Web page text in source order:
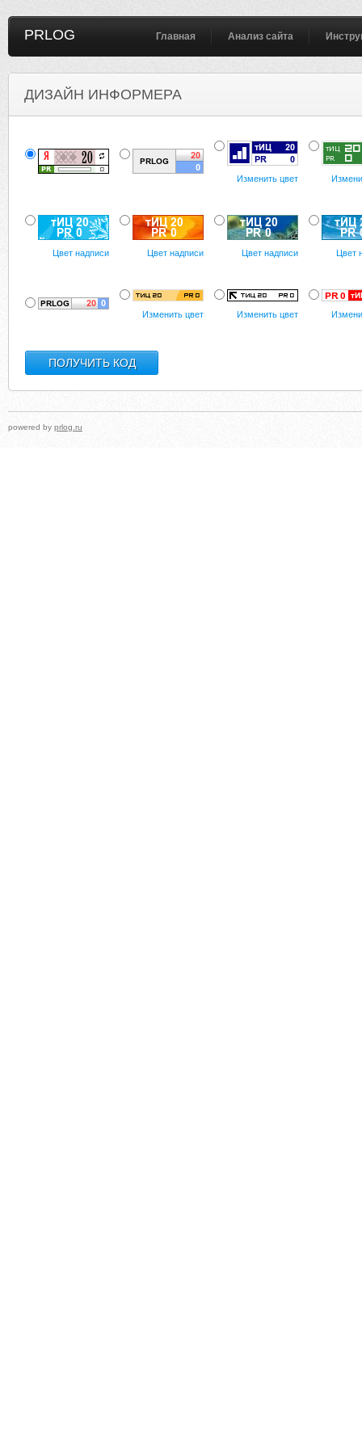
PRLOG Главная Анализ сайта
ДИЗАЙН ИНФОРМЕРА
Изменить цвет
Цвет надписи Цвет надписи Цвет надписи Цвет
Изменить цвет Изменить цвет
powered by prlog.ru